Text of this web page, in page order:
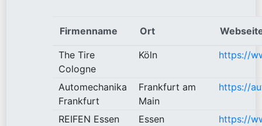
Firmenname Ort
The Tire
Cologne
Köln https://
Automechanika
Frankfurt
Frankfurt am
Main
https://
REIFEN Essen
Essen
https://